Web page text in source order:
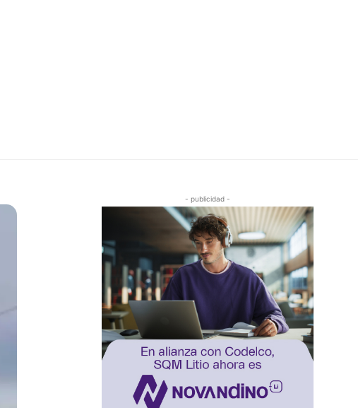
- publicidad -